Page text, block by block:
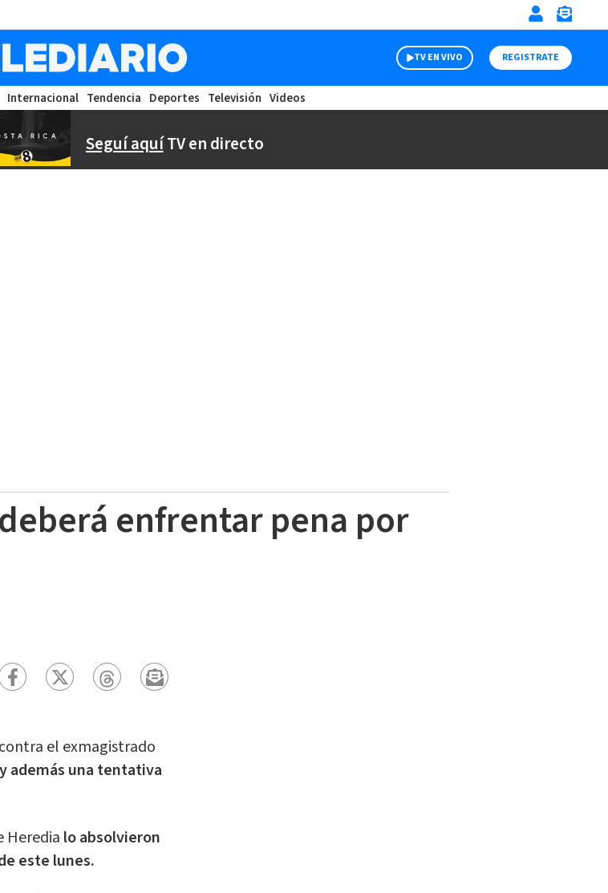
TV EN VIVO REGISTRATE
Internacional Tendencia Deportes Televisión Videos
Seguí aquíTV en directo
enfrentar pena por
el exmagistrado
además una tentativa
Heredia lo absolvieron
este lunes.